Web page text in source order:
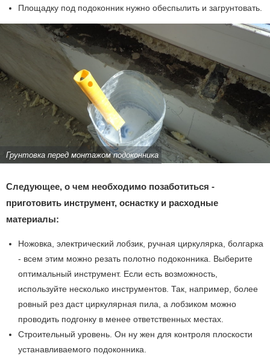
Площадку под подоконник нужно обеспылить и загрунтовать.
Грунтовка перед монтажом подоконника
Следующее, о чем необходимо позаботиться -
приготовить инструмент, оснастку и расходные
материалы:
Ножовка, электрический лобзик, ручная циркулярка, болгарка
- всем этим можно резать полотно подоконника. Выберите
оптимальный инструмент. Если есть возможность,
используйте несколько инструментов. Так, например, более
ровный рез даст циркулярная пила, а лобзиком можно
проводить подгонку в менее ответственных местах.
Строительный уровень. Он ну жен для контроля плоскости
устанавливаемого подоконника.